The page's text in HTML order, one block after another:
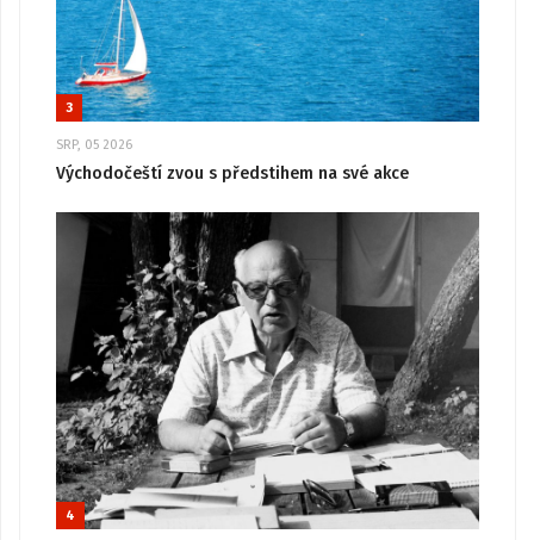
3
SRP, 05 2026
Východočeští zvou s předstihem na své akce
4